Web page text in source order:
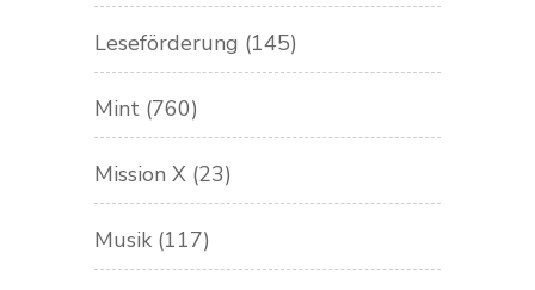
Leseförderung (145)
Mint (760)
Mission X (23)
Musik (117)